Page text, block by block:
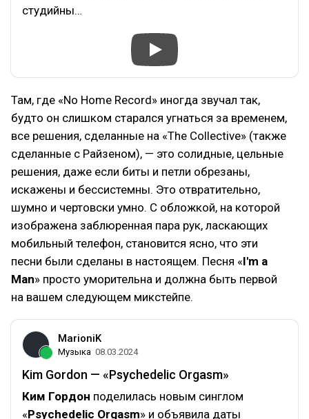
студийны…
Там, где «No Home Record» иногда звучал так,
будто он слишком старался угнаться за временем,
все решения, сделанные на «The Collective» (также
сделанные с Райзеном), — это солидные, цельные
решения, даже если биты и петли обрезаны,
искажены и бессистемны. Это отвратительно,
шумно и чертовски умно. С обложкой, на которой
изображена заблюренная пара рук, ласкающих
мобильный телефон, становится ясно, что эти
песни были сделаны в настоящем. Песня «I'm a
Man» просто уморительна и должна быть первой
на вашем следующем микстейпе.
MarioniK
Музыка 08.03.2024
Kim Gordon — «Psychedelic Orgasm»
Ким Гордон поделилась новым синглом
«Psychedelic Orgasm» и объявила даты